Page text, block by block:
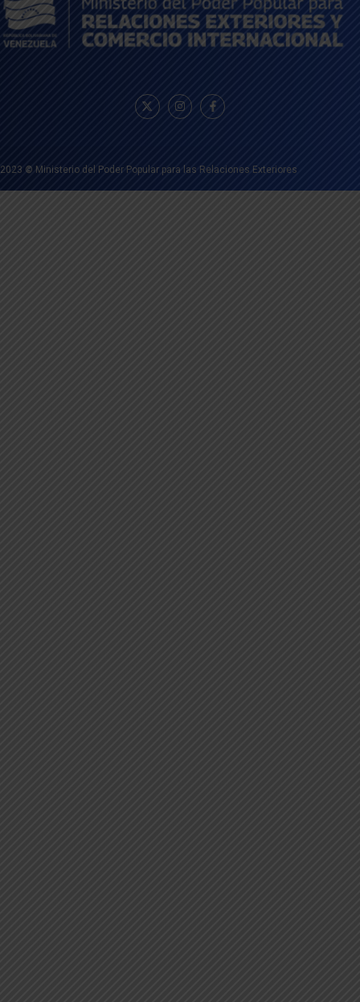
2023 © Ministerio del Poder Popular para las Relaciones Exteriores